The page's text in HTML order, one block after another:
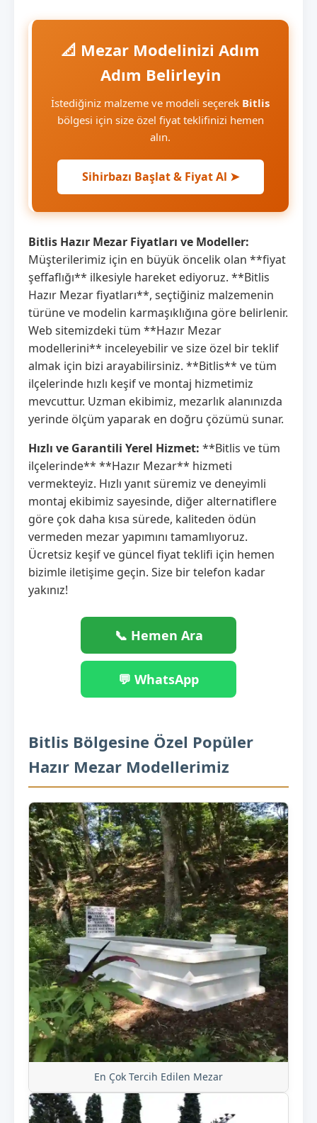
📐 Mezar Modelinizi Adım
Adım Belirleyin
İstediğiniz malzeme ve modeli seçerek Bitlis
bölgesi için size özel fiyat teklifinizi hemen
alın.
Sihirbazı Başlat & Fiyat Al ➤
Bitlis Hazır Mezar Fiyatları ve Modeller:
Müşterilerimiz için en büyük öncelik olan **fiyat
şeffaflığı** ilkesiyle hareket ediyoruz. **Bitlis
Hazır Mezar fiyatları**, seçtiğiniz malzemenin
türüne ve modelin karmaşıklığına göre belirlenir.
Web sitemizdeki tüm **Hazır Mezar
modellerini** inceleyebilir ve size özel bir teklif
almak için bizi arayabilirsiniz. **Bitlis** ve tüm
ilçelerinde hızlı keşif ve montaj hizmetimiz
mevcuttur. Uzman ekibimiz, mezarlık alanınızda
yerinde ölçüm yaparak en doğru çözümü sunar.
Hızlı ve Garantili Yerel Hizmet: **Bitlis ve tüm
ilçelerinde** **Hazır Mezar** hizmeti
vermekteyiz. Hızlı yanıt süremiz ve deneyimli
montaj ekibimiz sayesinde, diğer alternatiflere
göre çok daha kısa sürede, kaliteden ödün
vermeden mezar yapımını tamamlıyoruz.
Ücretsiz keşif ve güncel fiyat teklifi için hemen
bizimle iletişime geçin. Size bir telefon kadar
yakınız!
📞 Hemen Ara
💬 WhatsApp
Bitlis Bölgesine Özel Popüler
Hazır Mezar Modellerimiz
En Çok Tercih Edilen Mezar